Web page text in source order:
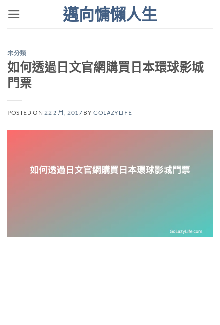
邁向慵懶人生
未分類
如何透過日文官網購買日本環球影城
門票
POSTED ON22 2 月, 2017 BYGOLAZYLIFE